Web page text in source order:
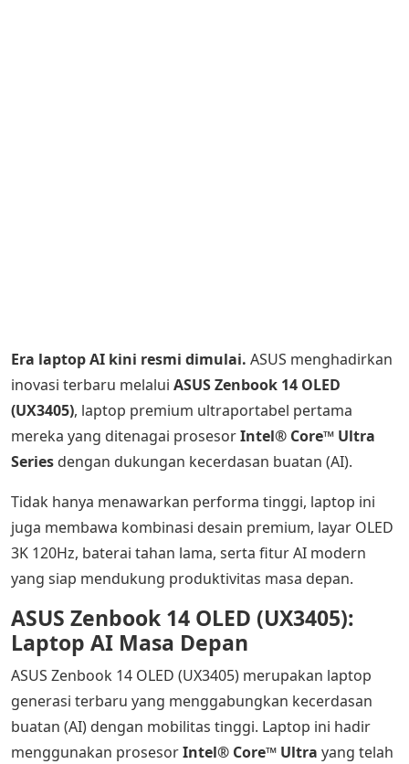
Era laptop AI kini resmi dimulai. ASUS menghadirkan
inovasi terbaru melalui ASUS Zenbook 14 OLED
(UX3405), laptop premium ultraportabel pertama
mereka yang ditenagai prosesorIntel® Core™ Ultra
Series dengan dukungan kecerdasan buatan (AI).
Tidak hanya menawarkan performa tinggi, laptop ini
juga membawa kombinasi desain premium, layar OLED
3K 120Hz, baterai tahan lama, serta fitur AI modern
yang siap mendukung produktivitas masa depan.
ASUS Zenbook 14 OLED (UX3405):
Laptop AI Masa Depan
ASUS Zenbook 14 OLED (UX3405) merupakan laptop
generasi terbaru yang menggabungkan kecerdasan
buatan (AI) dengan mobilitas tinggi. Laptop ini hadir
menggunakan prosesorIntel® Core™ Ultra yang telah